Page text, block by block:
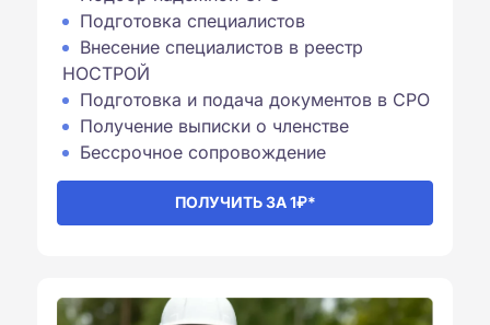
Подготовка специалистов
Внесение специалистов в реестр
НОСТРОЙ
Подготовка и подача документов в СРО
Получение выписки о членстве
Бессрочное сопровождение⁠
ПОЛУЧИТЬ ЗА 1₽*